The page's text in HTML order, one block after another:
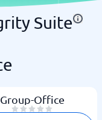
Suite
Group-Office